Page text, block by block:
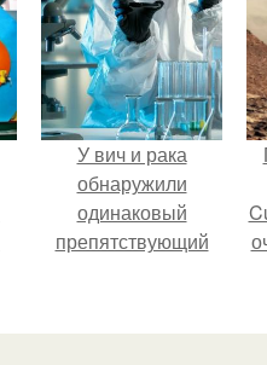
У вич и рака
обнаружили
одинаковый
препятствующий